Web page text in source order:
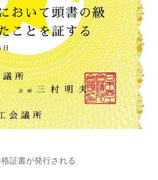
証書が発行される